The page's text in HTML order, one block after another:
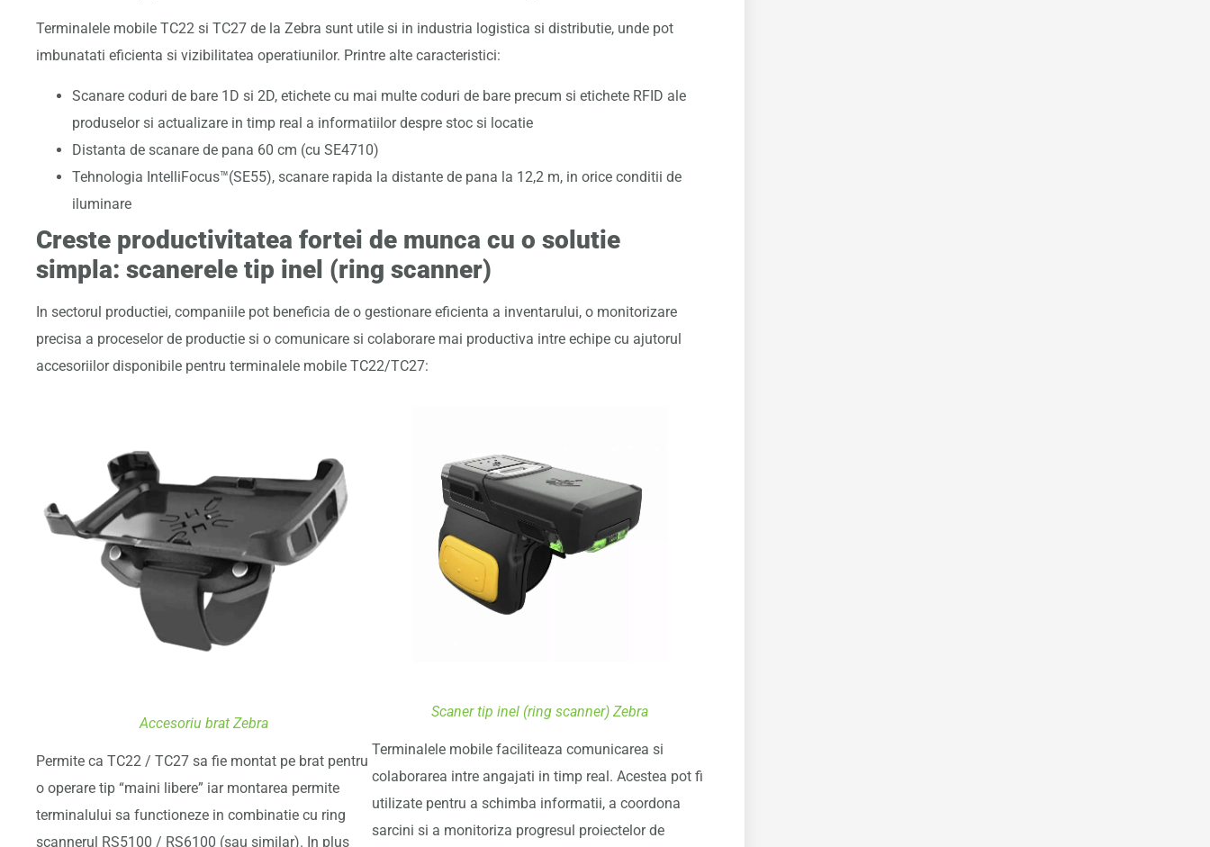
Terminalele mobile TC22 si TC27 de la Zebra sunt utile si in industria logistica si distributie, unde pot
imbunatati eficienta si vizibilitatea operatiunilor. Printre alte caracteristici:
Scanare coduri de bare 1D si 2D, etichete cu mai multe coduri de bare precum si etichete RFID ale
produselor si actualizare in timp real a informatiilor despre stoc si locatie
Distanta de scanare de pana 60 cm (cu SE4710)
Tehnologia IntelliFocus™(SE55), scanare rapida la distante de pana la 12,2 m, in orice conditii de
iluminare
Creste productivitatea fortei de munca cu o solutie
simpla: scanerele tip inel (ring scanner)
In sectorul productiei, companiile pot beneficia de o gestionare eficienta a inventarului, o monitorizare
precisa a proceselor de productie si o comunicare si colaborare mai productiva intre echipe cu ajutorul
accesoriilor disponibile pentru terminalele mobile TC22/TC27:
Accesoriu brat Zebra
Permite ca TC22 / TC27 sa fie montat pe brat pentru
o operare tip “maini libere” iar montarea permite
terminalului sa functioneze in combinatie cu ring
scannerul RS5100 / RS6100 (sau similar). In plus
Scaner tip inel (ring scanner) Zebra
Terminalele mobile faciliteaza comunicarea si
colaborarea intre angajati in timp real. Acestea pot fi
utilizate pentru a schimba informatii, a coordona
sarcini si a monitoriza progresul proiectelor de